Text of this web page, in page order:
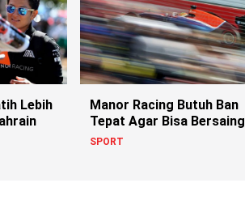
Lebih
Manor Racing Butuh Ban
Tepat Agar Bisa Bersaing
SPORT